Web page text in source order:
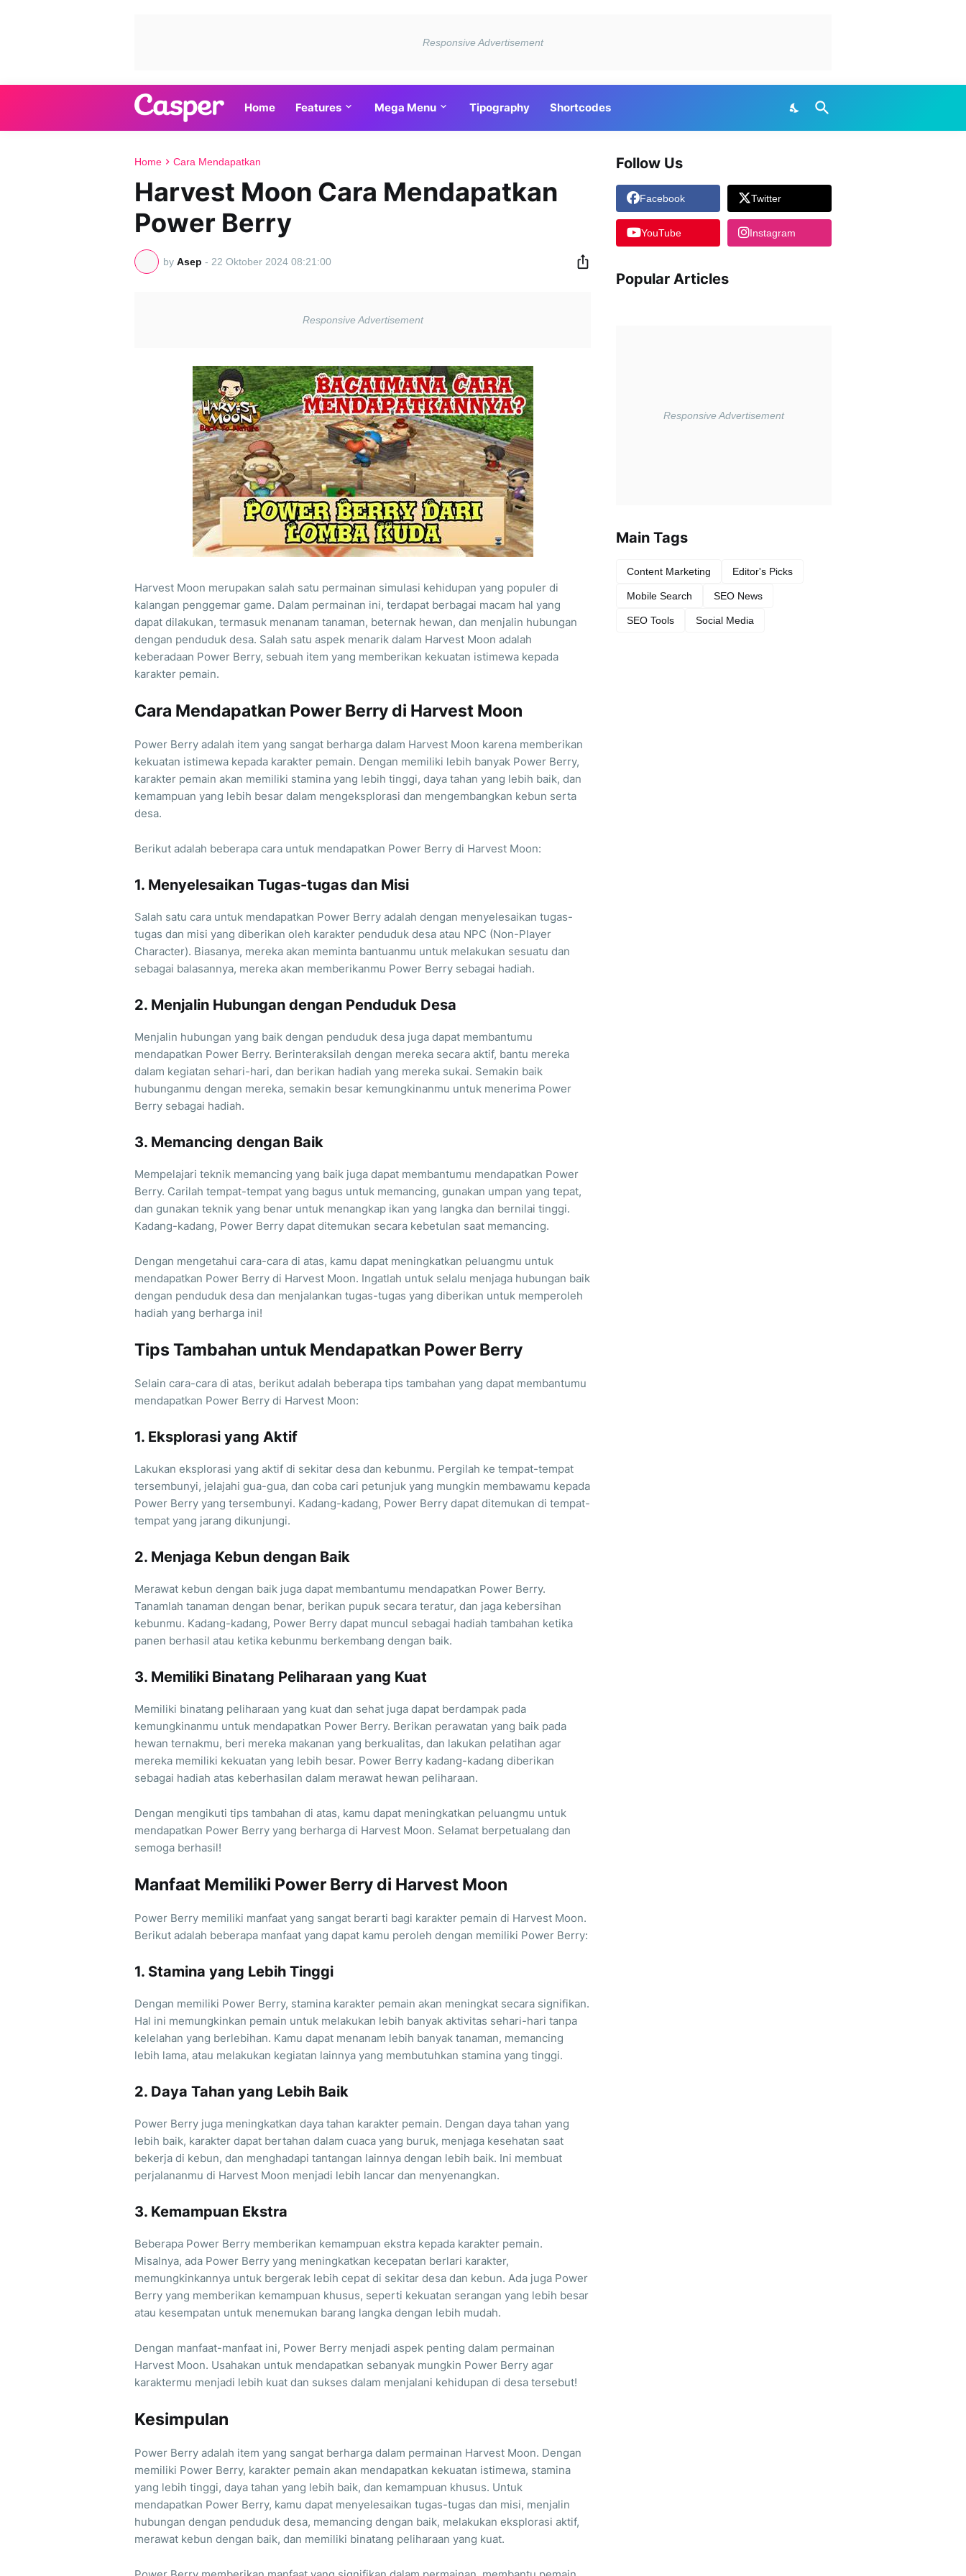
Home Features Mega Menu Tipography Shortcodes
Home Cara Mendapatkan
Harvest Moon Cara Mendapatkan
Power Berry
by Asep - 22 Oktober 2024 08:21:00
Harvest Moon merupakan salah satu permainan simulasi kehidupan yang populer di
kalangan penggemar game. Dalam permainan ini, terdapat berbagai macam hal yang
dapat dilakukan, termasuk menanam tanaman, beternak hewan, dan menjalin hubungan
dengan penduduk desa. Salah satu aspek menarik dalam Harvest Moon adalah
keberadaan Power Berry, sebuah item yang memberikan kekuatan istimewa kepada
karakter pemain.
Cara Mendapatkan Power Berry di Harvest Moon
Power Berry adalah item yang sangat berharga dalam Harvest Moon karena memberikan
kekuatan istimewa kepada karakter pemain. Dengan memiliki lebih banyak Power Berry,
karakter pemain akan memiliki stamina yang lebih tinggi, daya tahan yang lebih baik, dan
kemampuan yang lebih besar dalam mengeksplorasi dan mengembangkan kebun serta
desa.
Berikut adalah beberapa cara untuk mendapatkan Power Berry di Harvest Moon:
1. Menyelesaikan Tugas-tugas dan Misi
Salah satu cara untuk mendapatkan Power Berry adalah dengan menyelesaikan tugas-
tugas dan misi yang diberikan oleh karakter penduduk desa atau NPC (Non-Player
Character). Biasanya, mereka akan meminta bantuanmu untuk melakukan sesuatu dan
sebagai balasannya, mereka akan memberikanmu Power Berry sebagai hadiah.
2. Menjalin Hubungan dengan Penduduk Desa
Menjalin hubungan yang baik dengan penduduk desa juga dapat membantumu
mendapatkan Power Berry. Berinteraksilah dengan mereka secara aktif, bantu mereka
dalam kegiatan sehari-hari, dan berikan hadiah yang mereka sukai. Semakin baik
hubunganmu dengan mereka, semakin besar kemungkinanmu untuk menerima Power
Berry sebagai hadiah.
3. Memancing dengan Baik
Mempelajari teknik memancing yang baik juga dapat membantumu mendapatkan Power
Berry. Carilah tempat-tempat yang bagus untuk memancing, gunakan umpan yang tepat,
dan gunakan teknik yang benar untuk menangkap ikan yang langka dan bernilai tinggi.
Kadang-kadang, Power Berry dapat ditemukan secara kebetulan saat memancing.
Dengan mengetahui cara-cara di atas, kamu dapat meningkatkan peluangmu untuk
mendapatkan Power Berry di Harvest Moon. Ingatlah untuk selalu menjaga hubungan baik
dengan penduduk desa dan menjalankan tugas-tugas yang diberikan untuk memperoleh
hadiah yang berharga ini!
Tips Tambahan untuk Mendapatkan Power Berry
Selain cara-cara di atas, berikut adalah beberapa tips tambahan yang dapat membantumu
mendapatkan Power Berry di Harvest Moon:
1. Eksplorasi yang Aktif
Lakukan eksplorasi yang aktif di sekitar desa dan kebunmu. Pergilah ke tempat-tempat
tersembunyi, jelajahi gua-gua, dan coba cari petunjuk yang mungkin membawamu kepada
Power Berry yang tersembunyi. Kadang-kadang, Power Berry dapat ditemukan di tempat-
tempat yang jarang dikunjungi.
2. Menjaga Kebun dengan Baik
Merawat kebun dengan baik juga dapat membantumu mendapatkan Power Berry.
Tanamlah tanaman dengan benar, berikan pupuk secara teratur, dan jaga kebersihan
kebunmu. Kadang-kadang, Power Berry dapat muncul sebagai hadiah tambahan ketika
panen berhasil atau ketika kebunmu berkembang dengan baik.
3. Memiliki Binatang Peliharaan yang Kuat
Memiliki binatang peliharaan yang kuat dan sehat juga dapat berdampak pada
kemungkinanmu untuk mendapatkan Power Berry. Berikan perawatan yang baik pada
hewan ternakmu, beri mereka makanan yang berkualitas, dan lakukan pelatihan agar
mereka memiliki kekuatan yang lebih besar. Power Berry kadang-kadang diberikan
sebagai hadiah atas keberhasilan dalam merawat hewan peliharaan.
Dengan mengikuti tips tambahan di atas, kamu dapat meningkatkan peluangmu untuk
mendapatkan Power Berry yang berharga di Harvest Moon. Selamat berpetualang dan
semoga berhasil!
Manfaat Memiliki Power Berry di Harvest Moon
Power Berry memiliki manfaat yang sangat berarti bagi karakter pemain di Harvest Moon.
Berikut adalah beberapa manfaat yang dapat kamu peroleh dengan memiliki Power Berry:
1. Stamina yang Lebih Tinggi
Dengan memiliki Power Berry, stamina karakter pemain akan meningkat secara signifikan.
Hal ini memungkinkan pemain untuk melakukan lebih banyak aktivitas sehari-hari tanpa
kelelahan yang berlebihan. Kamu dapat menanam lebih banyak tanaman, memancing
lebih lama, atau melakukan kegiatan lainnya yang membutuhkan stamina yang tinggi.
2. Daya Tahan yang Lebih Baik
Power Berry juga meningkatkan daya tahan karakter pemain. Dengan daya tahan yang
lebih baik, karakter dapat bertahan dalam cuaca yang buruk, menjaga kesehatan saat
bekerja di kebun, dan menghadapi tantangan lainnya dengan lebih baik. Ini membuat
perjalananmu di Harvest Moon menjadi lebih lancar dan menyenangkan.
3. Kemampuan Ekstra
Beberapa Power Berry memberikan kemampuan ekstra kepada karakter pemain.
Misalnya, ada Power Berry yang meningkatkan kecepatan berlari karakter,
memungkinkannya untuk bergerak lebih cepat di sekitar desa dan kebun. Ada juga Power
Berry yang memberikan kemampuan khusus, seperti kekuatan serangan yang lebih besar
atau kesempatan untuk menemukan barang langka dengan lebih mudah.
Dengan manfaat-manfaat ini, Power Berry menjadi aspek penting dalam permainan
Harvest Moon. Usahakan untuk mendapatkan sebanyak mungkin Power Berry agar
karaktermu menjadi lebih kuat dan sukses dalam menjalani kehidupan di desa tersebut!
Kesimpulan
Power Berry adalah item yang sangat berharga dalam permainan Harvest Moon. Dengan
memiliki Power Berry, karakter pemain akan mendapatkan kekuatan istimewa, stamina
yang lebih tinggi, daya tahan yang lebih baik, dan kemampuan khusus. Untuk
mendapatkan Power Berry, kamu dapat menyelesaikan tugas-tugas dan misi, menjalin
hubungan dengan penduduk desa, memancing dengan baik, melakukan eksplorasi aktif,
merawat kebun dengan baik, dan memiliki binatang peliharaan yang kuat.
Follow Us
Facebook Twitter
YouTube Instagram
Popular Articles
Main Tags
Content Marketing Editor's Picks
Mobile Search SEO News
SEO Tools Social Media